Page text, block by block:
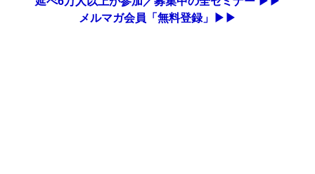
メルマガ会員「無料登録」▶▶